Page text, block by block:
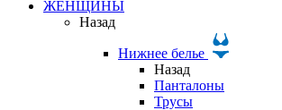
ЖЕНЩИНЫ
Назад
Нижнее белье
Назад
Панталоны
Трусы